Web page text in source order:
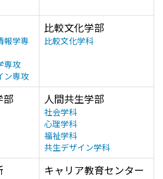
報学専
専攻
ン専攻
比較文化学部
比較文化学科
部 人間共生学部
社会学科
心理学科
福祉学科
共生デザイン学科
キャリア教育センター